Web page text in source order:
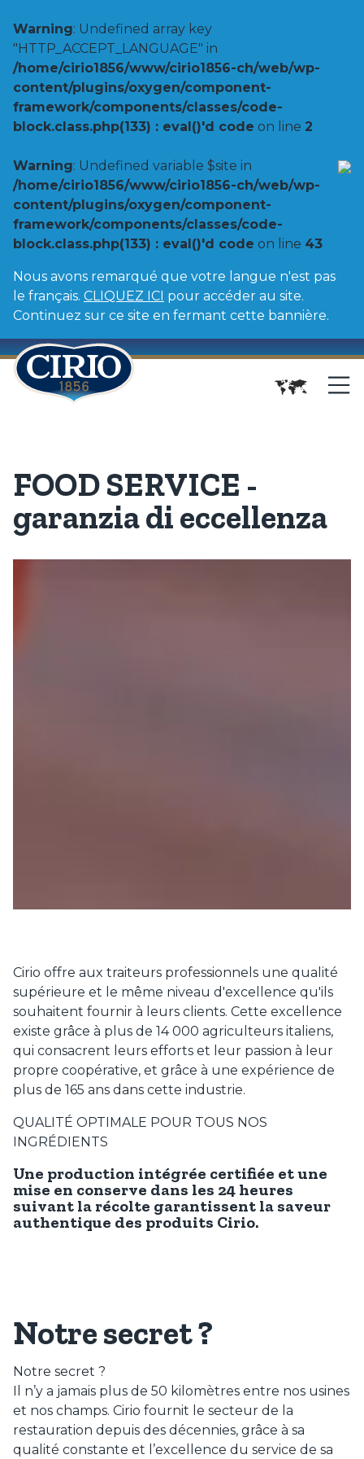
Warning: Undefined array key
"HTTP_ACCEPT_LANGUAGE" in
/home/cirio1856/www/cirio1856-ch/web/wp-
content/plugins/oxygen/component-
framework/components/classes/code-
block.class.php(133) : eval()'d code on line 2
Warning: Undefined variable $site in
/home/cirio1856/www/cirio1856-ch/web/wp-
content/plugins/oxygen/component-
framework/components/classes/code-
block.class.php(133) : eval()'d code on line 43
Nous avons remarqué que votre langue n'est pas
le français. CLIQUEZ ICI pour accéder au site.
Continuez sur ce site en fermant cette bannière.
FOOD SERVICE -
garanzia di eccellenza
Cirio offre aux traiteurs professionnels une qualité
supérieure et le même niveau d'excellence qu'ils
souhaitent fournir à leurs clients. Cette excellence
existe grâce à plus de 14 000 agriculteurs italiens,
qui consacrent leurs efforts et leur passion à leur
propre coopérative, et grâce à une expérience de
plus de 165 ans dans cette industrie.
QUALITÉ OPTIMALE POUR TOUS NOS
INGRÉDIENTS
Une production intégrée certifiée et une
mise en conserve dans les 24 heures
suivant la récolte garantissent la saveur
authentique des produits Cirio.
Notre secret ?
Notre secret ?
Il n’y a jamais plus de 50 kilomètres entre nos usines
et nos champs. Cirio fournit le secteur de la
restauration depuis des décennies, grâce à sa
qualité constante et l’excellence du service de sa